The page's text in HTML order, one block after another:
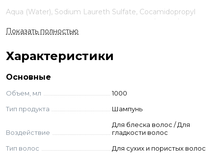
Aqua (Water), Sodium Laureth Sulfate, Cocamidopropyl
Betaine, Polyquaternium-47, Methoxy Peg/Ppg-7/3
Aminopropyl Dimethicone, Polyquaternium-10, Gossypium
Trioleate, Peg-40 Hydrogenated Castor Oil, Propylene
Glycol, Ppg-1-Peg-9 Lauryl Glycol Ether, Coceth-7, Butylene
Glycol, Sodium Chloride, Sodium Hydroxide, Parfum
Methylchloroisothiazolinone, Methylisothiazolinone,
Limonene.
Показать полностью
Характеристики
Основные
Объем, мл
1000
Тип продукта
Шампунь
Воздействие
Для блеска волос / Для
гладкости волос
Тип волос
Для сухих и пористых волос